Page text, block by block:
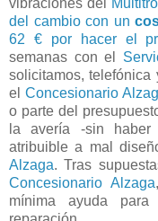
del cambio con un
62 € por hacer el
semanas con el
solicitamos, telefónica
elConcesionario
o parte del
la avería -sin
atribuible a mal
Alzaga. Tras
Concesionario Alzaga
mínima ayuda